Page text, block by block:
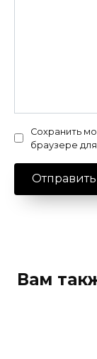
Сохранить
браузере
Вам